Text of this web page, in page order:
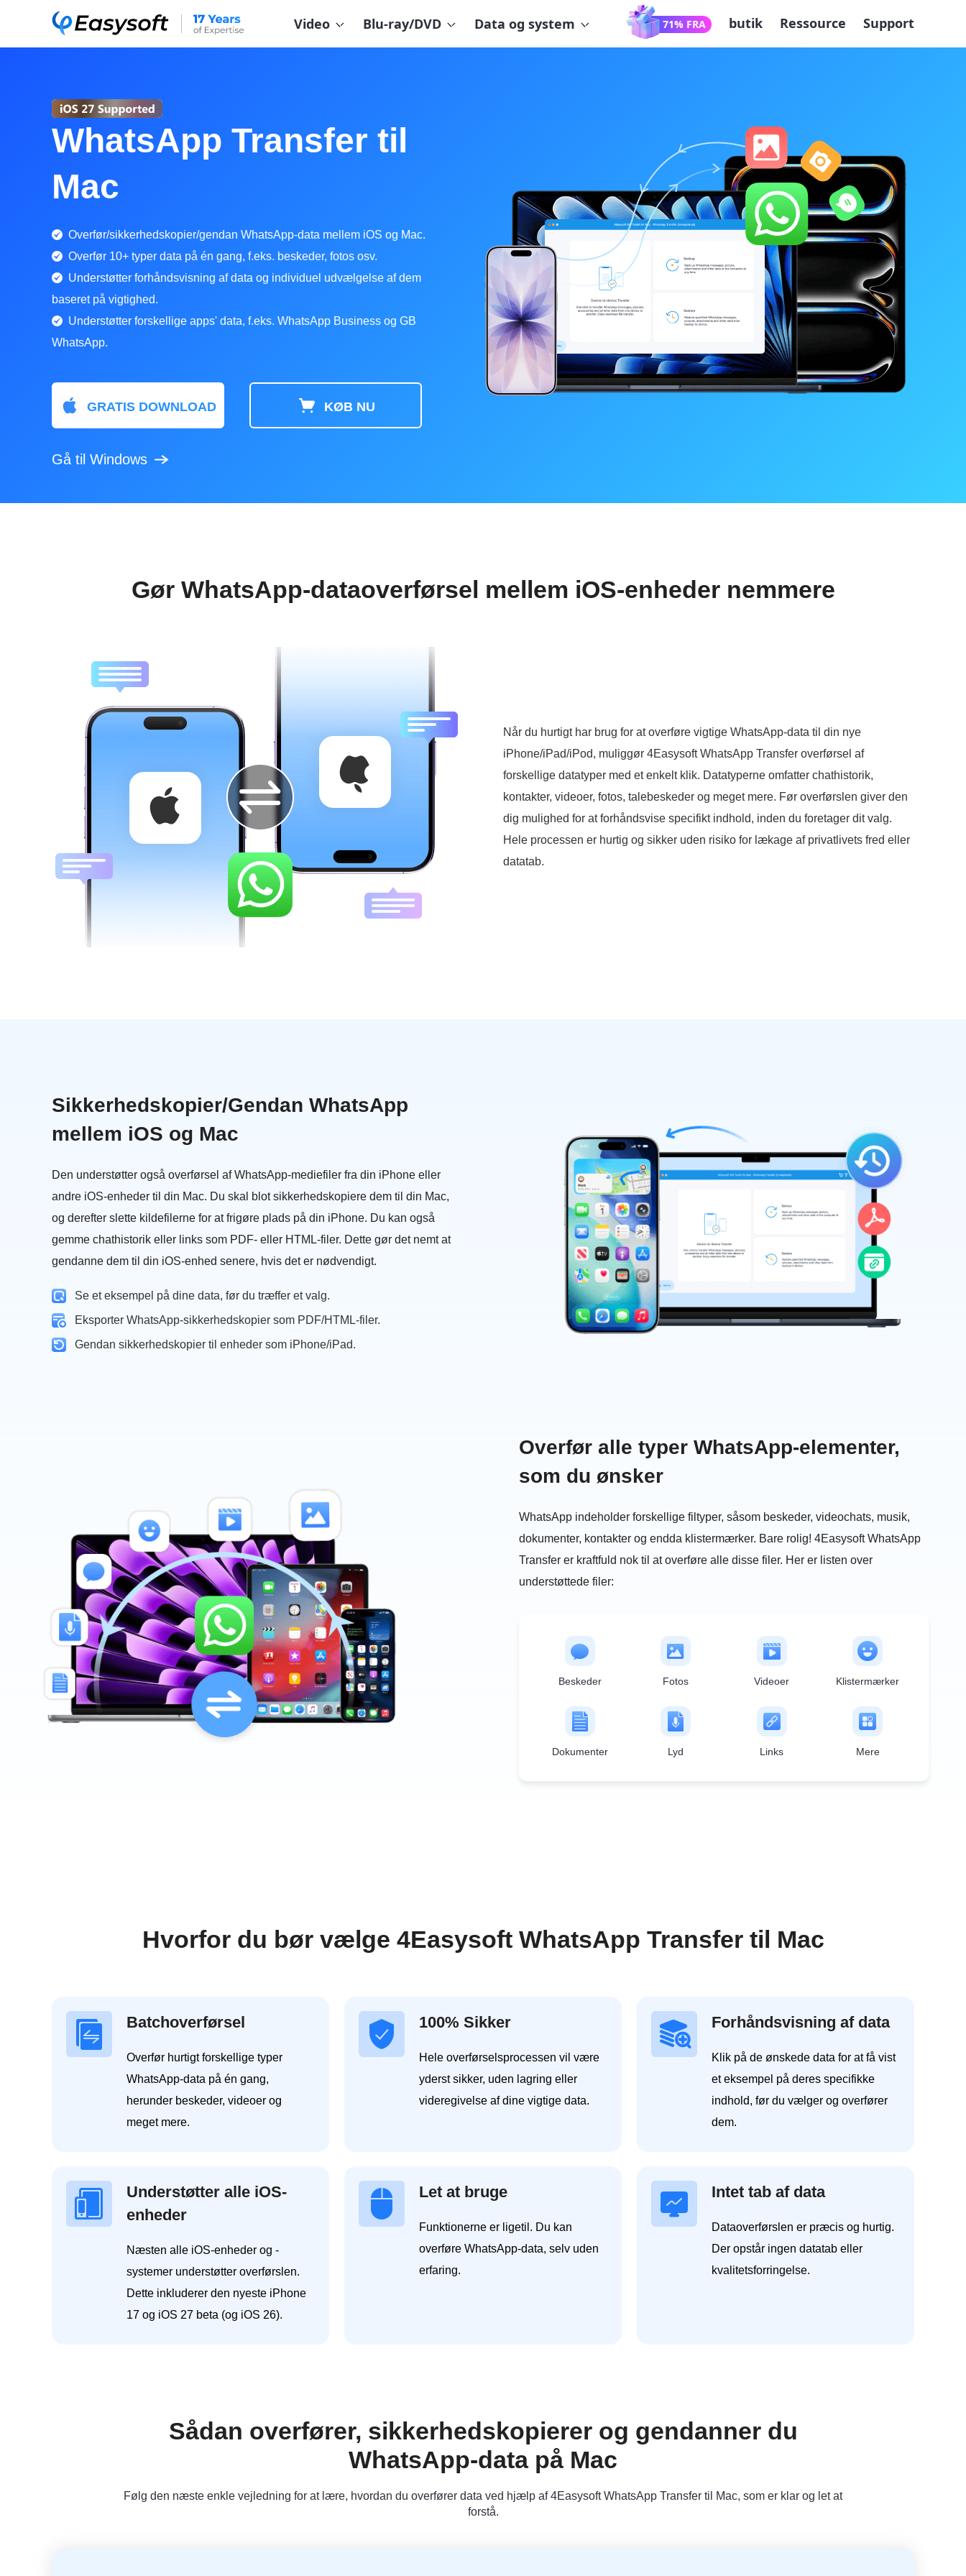
Video Blu-ray/DVD Data og system 71% FRA butik Ressource Support
WhatsApp Transfer til
Mac
Overfør/sikkerhedskopier/gendan WhatsApp-data mellem iOS og Mac.
Overfør 10+ typer data på én gang, f.eks. beskeder, fotos osv.
Understøtter forhåndsvisning af data og individuel udvælgelse af dem
baseret på vigtighed.
Understøtter forskellige apps' data, f.eks. WhatsApp Business og GB
WhatsApp.
GRATIS DOWNLOAD KØB NU
Gå til Windows
Gør WhatsApp-dataoverførsel mellem iOS-enheder nemmere
Når du hurtigt har brug for at overføre vigtige WhatsApp-data til din nye
iPhone/iPad/iPod, muliggør 4Easysoft WhatsApp Transfer overførsel af
forskellige datatyper med et enkelt klik. Datatyperne omfatter chathistorik,
kontakter, videoer, fotos, talebeskeder og meget mere. Før overførslen giver den
dig mulighed for at forhåndsvise specifikt indhold, inden du foretager dit valg.
Hele processen er hurtig og sikker uden risiko for lækage af privatlivets fred eller
datatab.
Sikkerhedskopier/Gendan WhatsApp
mellem iOS og Mac
Den understøtter også overførsel af WhatsApp-mediefiler fra din iPhone eller
andre iOS-enheder til din Mac. Du skal blot sikkerhedskopiere dem til din Mac,
og derefter slette kildefilerne for at frigøre plads på din iPhone. Du kan også
gemme chathistorik eller links som PDF- eller HTML-filer. Dette gør det nemt at
gendanne dem til din iOS-enhed senere, hvis det er nødvendigt.
Se et eksempel på dine data, før du træffer et valg.
Eksporter WhatsApp-sikkerhedskopier som PDF/HTML-filer.
Gendan sikkerhedskopier til enheder som iPhone/iPad.
Overfør alle typer WhatsApp-elementer,
som du ønsker
WhatsApp indeholder forskellige filtyper, såsom beskeder, videochats, musik,
dokumenter, kontakter og endda klistermærker. Bare rolig! 4Easysoft WhatsApp
Transfer er kraftfuld nok til at overføre alle disse filer. Her er listen over
understøttede filer:
Beskeder Fotos Videoer Klistermærker
Dokumenter Lyd Links Mere
Hvorfor du bør vælge 4Easysoft WhatsApp Transfer til Mac
Batchoverførsel
Overfør hurtigt forskellige typer
WhatsApp-data på én gang,
herunder beskeder, videoer og
meget mere.
100% Sikker
Hele overførselsprocessen vil være
yderst sikker, uden lagring eller
videregivelse af dine vigtige data.
Forhåndsvisning af data
Klik på de ønskede data for at få vist
et eksempel på deres specifikke
indhold, før du vælger og overfører
dem.
Understøtter alle iOS-
enheder
Næsten alle iOS-enheder og -
systemer understøtter overførslen.
Dette inkluderer den nyeste iPhone
17 og iOS 27 beta (og iOS 26).
Let at bruge
Funktionerne er ligetil. Du kan
overføre WhatsApp-data, selv uden
erfaring.
Intet tab af data
Dataoverførslen er præcis og hurtig.
Der opstår ingen datatab eller
kvalitetsforringelse.
Sådan overfører, sikkerhedskopierer og gendanner du
WhatsApp-data på Mac
Følg den næste enkle vejledning for at lære, hvordan du overfører data ved hjælp af 4Easysoft WhatsApp Transfer til Mac, som er klar og let at
forstå.